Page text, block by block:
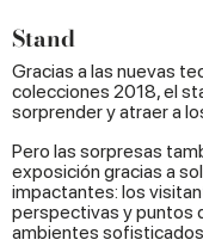
Stand
Gracias a las nuevas
colecciones 2018, el
sorprender y atraer a
Pero las sorpresas
exposición gracias a
impactantes: los
perspectivas y puntos
ambientes